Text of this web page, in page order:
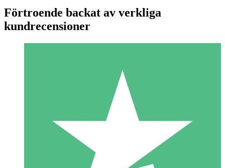
Individuella Kreditpaket
Betala per användning med nedladdningskrediter. Inget
1 Nedladdningar
Förtroende backat av verkliga
kundrecensioner